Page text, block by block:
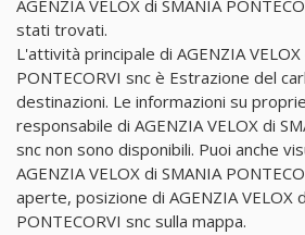
AGENZIA VELOX di SMANIA
stati trovati.
L'attività principale di AGENZIA VELOX
PONTECORVI snc è Estrazione del
destinazioni. Le informazioni su
responsabile di AGENZIA VELOX di
snc non sono disponibili. Puoi anche
AGENZIA VELOX di SMANIA
aperte, posizione di AGENZIA VELOX
PONTECORVI snc sulla mappa.